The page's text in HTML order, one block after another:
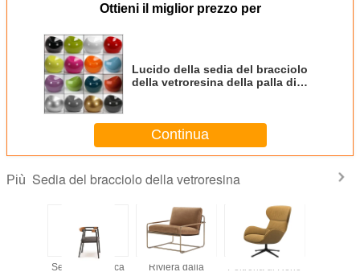
Ottieni il miglior prezzo per
Lucido della sedia del bracciolo
della vetroresina della palla di
Continua
Più Sedia del bracciolo della vetroresina
Sedia domestica Riviera dalla